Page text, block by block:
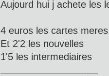
Aujourd hui j achete les
4 euros les cartes
Et 2'2 les nouvelles
1'5 les intermediaires